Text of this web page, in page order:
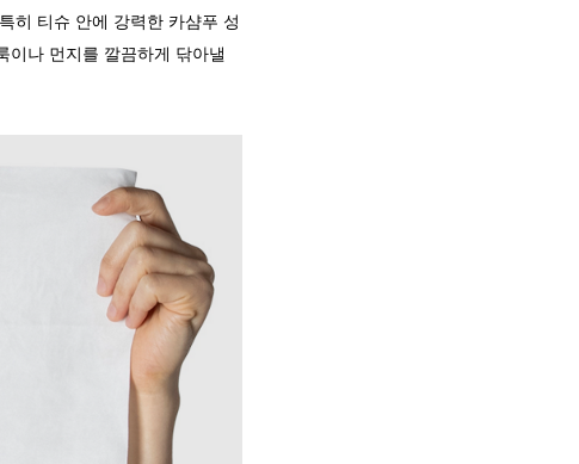
특히 티슈 안에 강력한 카샴푸 성
이나 먼지를 깔끔하게 닦아낼